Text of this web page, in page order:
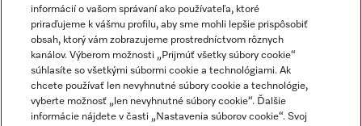
Impressum
Obchodné podmienky
informácií o vašom správaní ako používateľa, ktoré
priraďujeme k vášmu profilu, aby sme mohli lepšie prispôsobiť
obsah, ktorý vám zobrazujeme prostredníctvom rôznych
kanálov. Výberom možnosti „Prijmúť všetky súbory cookie“
súhlasíte so všetkými súbormi cookie a technológiami. Ak
chcete používať len nevyhnutné súbory cookie a technológie,
vyberte možnosť „len nevyhnutné súbory cookie“. Ďalšie
informácie nájdete v časti „Nastavenia súborov cookie“. Svoj